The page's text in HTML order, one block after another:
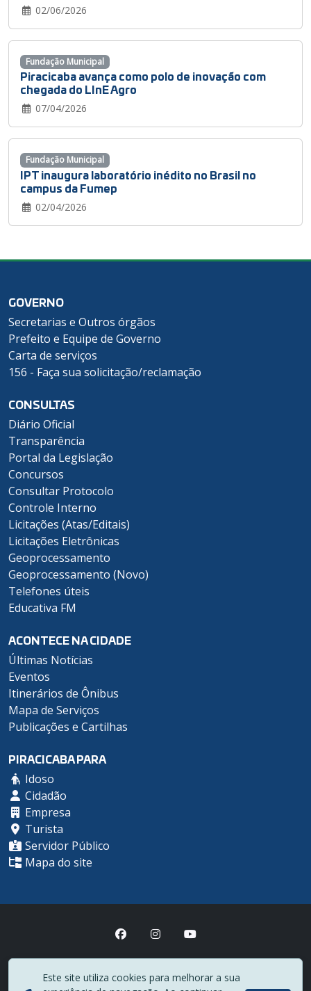
02/06/2026
Piracicaba avança como polo de inovação com
chegada do LInE Agro
07/04/2026
Fundação Municipal
IPT inaugura laboratório inédito no Brasil no
campus da Fumep
02/04/2026
Fundação Municipal
GOVERNO
Secretarias e Outros órgãos
Prefeito e Equipe de Governo
Carta de serviços
156 - Faça sua solicitação/reclamação
CONSULTAS
Diário Oficial
Transparência
Portal da Legislação
Concursos
Consultar Protocolo
Controle Interno
Licitações (Atas/Editais)
Licitações Eletrônicas
Geoprocessamento
Geoprocessamento (Novo)
Telefones úteis
Educativa FM
ACONTECE NA CIDADE
Últimas Notícias
Eventos
Itinerários de Ônibus
Mapa de Serviços
Publicações e Cartilhas
PIRACICABA PARA
Idoso
Cidadão
Empresa
Turista
Servidor Público
Mapa do site
(19) 3403-1000
Este site utiliza cookies para melhorar a sua